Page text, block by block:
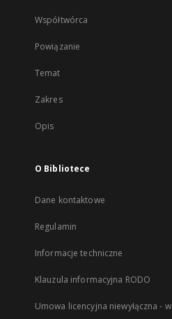
Współtwórca
Powiązanie
Temat
Zakres
Opis
O Bibliotece
Dane kontaktowe
Regulamin
Informacje techniczne
Klauzula informacyjna RODO
Umowa licencyjna niewyłączna -